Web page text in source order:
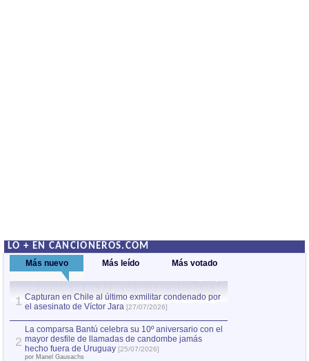
LO + EN CANCIONEROS.COM
Más nuevo Más leído Más votado
1 Capturan en Chile al último exmilitar condenado por
el asesinato de Víctor Jara [27/07/2026]
2
La comparsa Bantú celebra su 10º aniversario con el
mayor desfile de llamadas de candombe jamás
hecho fuera de Uruguay [25/07/2026]
por Manel Gausachs